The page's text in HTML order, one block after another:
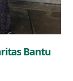
Bantu